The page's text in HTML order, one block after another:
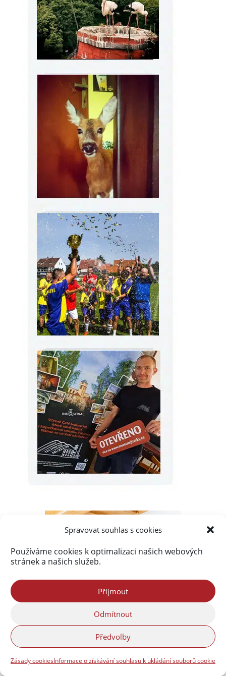
Spravovat souhlas s cookies
Používáme cookies k optimalizaci našich webových
stránek a našich služeb.
Příjmout
Odmítnout
Předvolby
Zásady cookiesInformace o získávání souhlasu k ukládání souborů cookie